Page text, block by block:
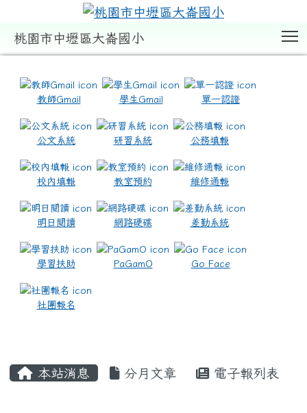
桃園市中壢區大崙國小
教師Gmail 學生Gmail 單一認證
公文系統 研習系統 公務填報
校內填報 教室預約 維修通報
明日閱讀 網路硬碟 差勤系統
學習扶助 PaGamO Go Face
社團報名
本站消息 分月文章 電子報列表